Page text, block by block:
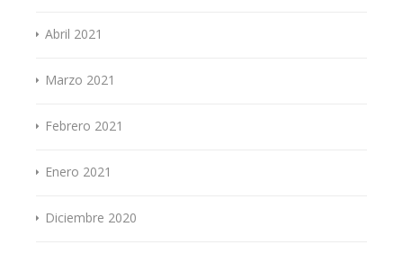
Abril 2021
Marzo 2021
Febrero 2021
Enero 2021
Diciembre 2020